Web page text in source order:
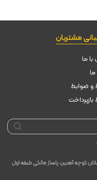
مشتریان
ما
ما
و ضوابط
بازپرداخت
کوچه آهنین پاساژ مالکی طبقه اول